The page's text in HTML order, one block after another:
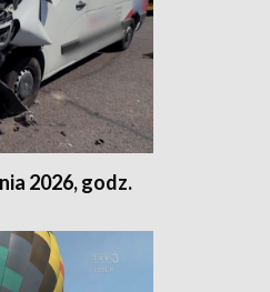
2026, godz.